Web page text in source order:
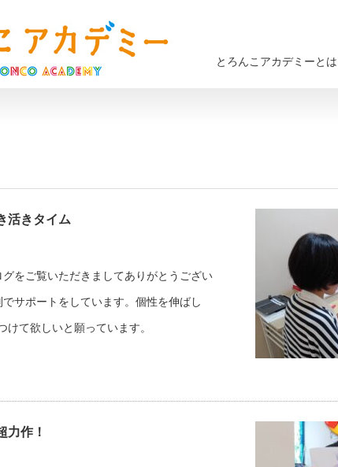
とろんこアカデミーとは
活きタイム
をご覧いただきましてありがとうござい
サポートをしています。個性を伸ばし
て欲しいと願っています。
作！